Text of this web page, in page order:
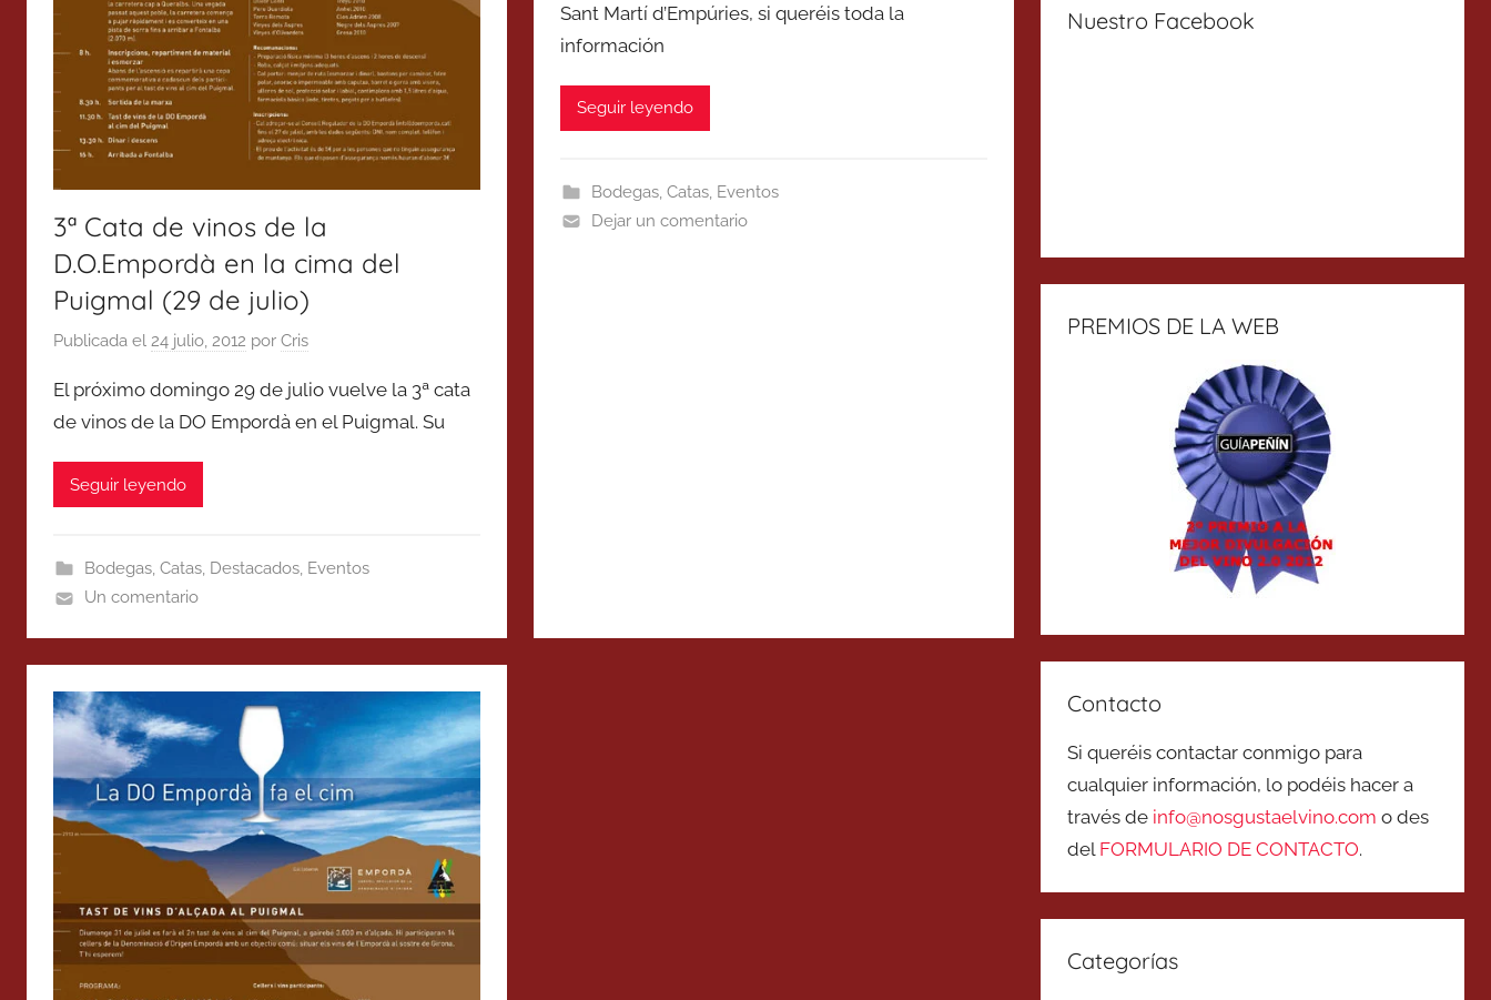
3ª Cata de vinos de la
D.O.Empordà en la cima del
Puigmal (29 de julio)
Publicada el 24 julio, 2012 por Cris
El próximo domingo 29 de julio vuelve la 3ª cata
de vinos de la DO Empordà en el Puigmal. Su
Seguir leyendo
Bodegas, Catas, Destacados, Eventos
Un comentario
Sant Martí d’Empúries, si queréis toda la
información
Seguir leyendo
Bodegas, Catas, Eventos
Dejar un comentario
Nuestro Facebook
PREMIOS DE LA WEB
Contacto
Si queréis contactar conmigo para
cualquier información, lo podéis hacer a
través de info@nosgustaelvino.com o des
del FORMULARIO DE CONTACTO.
Categorías